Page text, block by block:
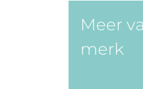
Meer
merk